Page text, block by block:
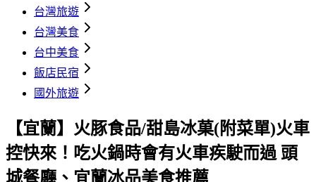
台灣旅遊
台灣美食
台中美食
飯店民宿
國外旅遊
【宜蘭】火豚食品/甜島冰菓(附菜單)火車
控快來！吃火鍋時會有火車疾駛而過 頭
城餐廳、宜蘭冰品美食推薦